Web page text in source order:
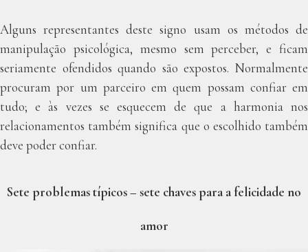
Alguns representantes deste signo usam os métodos de
manipulação psicológica, mesmo sem perceber, e ficam
seriamente ofendidos quando são expostos. Normalmente
procuram por um parceiro em quem possam confiar em
tudo; e às vezes se esquecem de que a harmonia nos
relacionamentos também significa que o escolhido também
deve poder confiar.
Sete problemas típicos – sete chaves para a felicidade no
amor